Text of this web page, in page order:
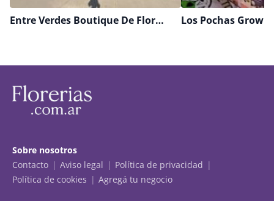
Entre Verdes Boutique De Flores Y Plantas Los Pochas Grow
Sobre nosotros
Contacto
Aviso legal
Política de privacidad
Política de cookies
Agregá tu negocio